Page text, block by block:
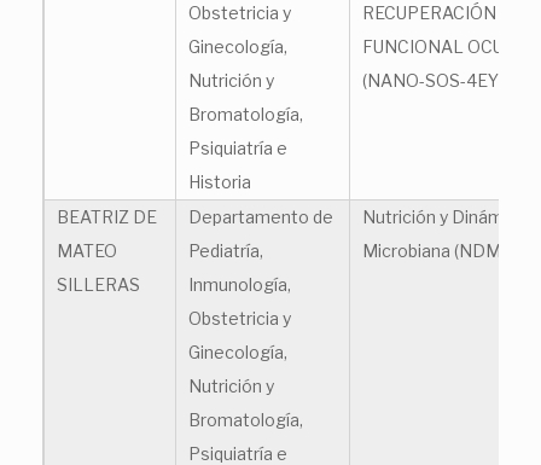
Obstetricia y
Ginecología,
Nutrición y
Bromatología,
Psiquiatría e
Historia
RECUPERACIÓN
FUNCIONAL OCULAR
(NANO-SOS-4EYE)
BEATRIZ DE
MATEO
SILLERAS
Departamento de
Pediatría,
Inmunología,
Obstetricia y
Ginecología,
Nutrición y
Bromatología,
Psiquiatría e
Nutrición y Dinámica
Microbiana (NDM)